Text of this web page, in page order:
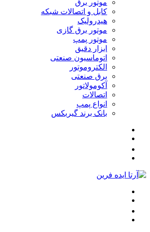
موتور برق
کابل و اتصالات شبکه
هیدرولیک
موتور برق گازی
موتور پمپ
ابزار دقیق
اتوماسیون صنعتی
الکتروموتور
برق صنعتی
آکومولاتور
اتصالات
انواع پمپ
بانک برند گیربکس